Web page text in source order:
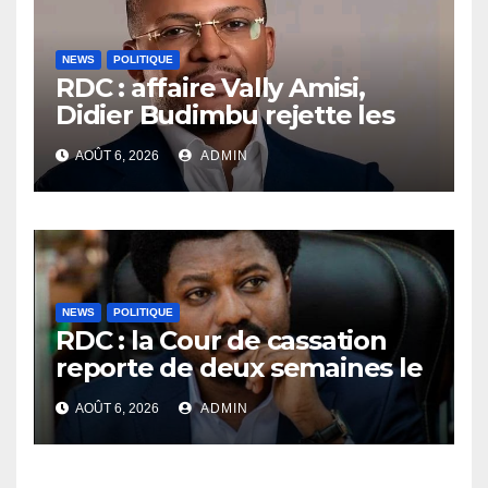
NEWS POLITIQUE
RDC : affaire Vally Amisi,
Didier Budimbu rejette les
accusations et appelle à
laisser la justice établir la
vérité
AOÛT 6, 2026 ADMIN
NEWS POLITIQUE
RDC : la Cour de cassation
reporte de deux semaines le
procès Frivao
AOÛT 6, 2026 ADMIN